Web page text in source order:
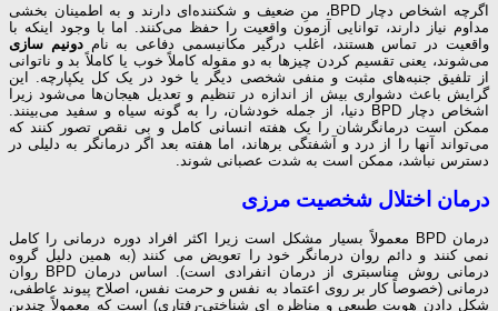
اگرچه اشخاص دچار BPD، منِ ضعیف و شکننده‌ای دارند و به اطمینان بخشی
مداوم نیاز دارند، توانایی آزمون واقعیت را حفظ می‌کنند. اما با وجود اینکه با
واقعیت در تماس هستند، اغلب درگیر مکانیسمی دفاعی به نامدونیم سازی
می‌شوند، یعنی تقسیم کردن چیزها به دو مقوله کاملاً خوب یا کاملاً بد و ناتوانی
از تلفیق جنبه‌های مثبت و منفی شخصی دیگر یا خود در یک کل یکپارچه. این
گرایش باعث دشواری بیش از اندازه در تنظیم و تعدیل هیجان‌ها می‌شود زیرا
اشخاص دچار BPD دنیا، از جمله خودشان، را به گونه سیاه و سفید می‌بینند.
ممکن است درمانگرشان را یک هفته انسانی کامل و بی نقص تصور کنند که
می‌تواند آنها را از درد و آشفتگی برهاند، اما هفته بعد اگر درمانگر به دلیلی در
دسترس نباشد، ممکن است به شدت عصبانی شوند.
درمان اختلال شخصیت مرزی
درمان BPD معمولاً بسیار مشکل است زیرا اکثر افراد دوره درمانی را کامل
نمی کنند و دائم روان درمانگر خود را تعویض می کنند (به همین دلیل گروه
درمانی روش مناسبتری از درمان انفرادی است). اساس درمان BPD روان
درمانی (خصوصاً کار بر روی اعتماد به نفس و حرمت نفس، اصلاح پیوند عاطفی،
شکل دادن هویت طبیعی و مناظره ای شناختی-رفتاری) است که معمولاً چندین